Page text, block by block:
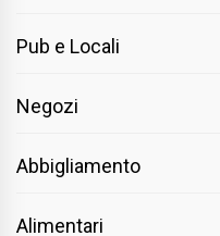
Pub e Locali
Negozi
Abbigliamento
Alimentari